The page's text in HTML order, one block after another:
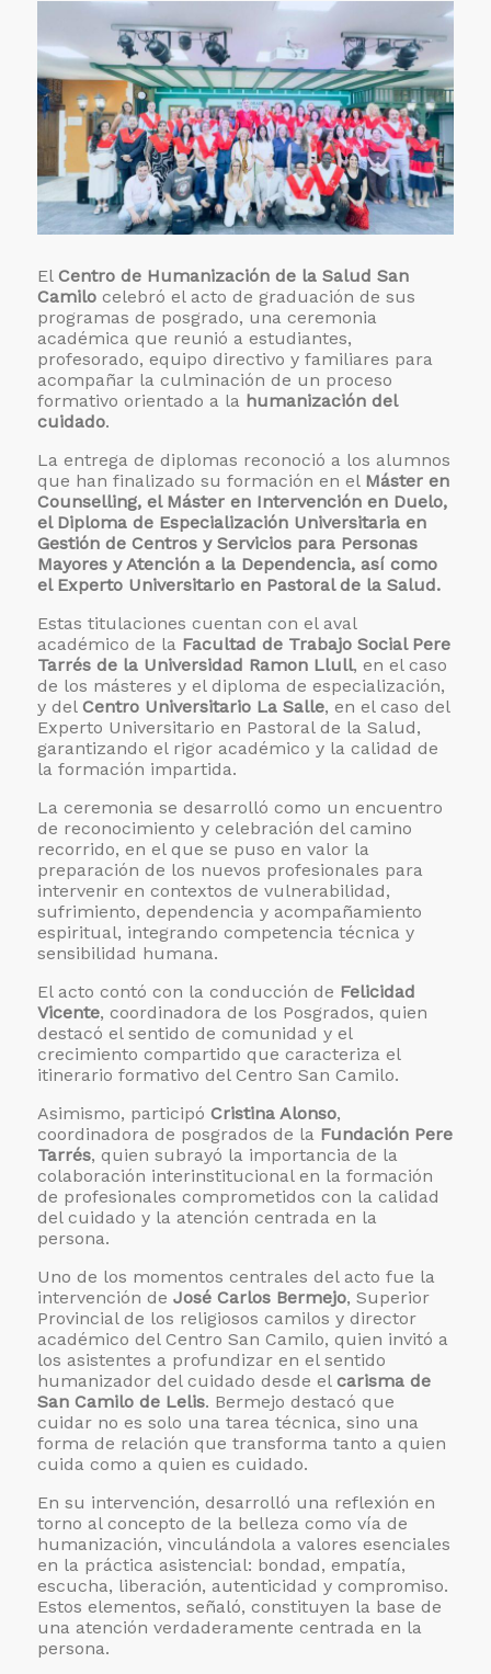
ElCentro de Humanización de la Salud San
Camilo celebró el acto de graduación de sus
programas de posgrado, una ceremonia
académica que reunió a estudiantes,
profesorado, equipo directivo y familiares para
acompañar la culminación de un proceso
formativo orientado a la humanización del
cuidado.
La entrega de diplomas reconoció a los alumnos
que han finalizado su formación en el Máster en
Counselling, el Máster en Intervención en Duelo,
el Diploma de Especialización Universitaria en
Gestión de Centros y Servicios para Personas
Mayores y Atención a la Dependencia, así como
el Experto Universitario en Pastoral de la Salud.
Estas titulaciones cuentan con el aval
académico de la Facultad de Trabajo Social Pere
Tarrés de la Universidad Ramon Llull, en el caso
de los másteres y el diploma de especialización,
y delCentro Universitario La Salle, en el caso del
Experto Universitario en Pastoral de la Salud,
garantizando el rigor académico y la calidad de
la formación impartida.
La ceremonia se desarrolló como un encuentro
de reconocimiento y celebración del camino
recorrido, en el que se puso en valor la
preparación de los nuevos profesionales para
intervenir en contextos de vulnerabilidad,
sufrimiento, dependencia y acompañamiento
espiritual, integrando competencia técnica y
sensibilidad humana.
El acto contó con la conducción de Felicidad
Vicente, coordinadora de los Posgrados, quien
destacó el sentido de comunidad y el
crecimiento compartido que caracteriza el
itinerario formativo del Centro San Camilo.
Asimismo, participóCristina Alonso,
coordinadora de posgrados de la Fundación Pere
Tarrés, quien subrayó la importancia de la
colaboración interinstitucional en la formación
de profesionales comprometidos con la calidad
del cuidado y la atención centrada en la
persona.
Uno de los momentos centrales del acto fue la
intervención deJosé Carlos Bermejo, Superior
Provincial de los religiosos camilos y director
académico del Centro San Camilo, quien invitó a
los asistentes a profundizar en el sentido
humanizador del cuidado desde elcarisma de
San Camilo de Lelis. Bermejo destacó que
cuidar no es solo una tarea técnica, sino una
forma de relación que transforma tanto a quien
cuida como a quien es cuidado.
En su intervención, desarrolló una reflexión en
torno al concepto de la belleza como vía de
humanización, vinculándola a valores esenciales
en la práctica asistencial: bondad, empatía,
escucha, liberación, autenticidad y compromiso.
Estos elementos, señaló, constituyen la base de
una atención verdaderamente centrada en la
persona.